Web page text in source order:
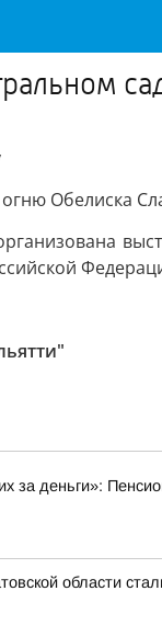
Обелиска
за деньги»:
области